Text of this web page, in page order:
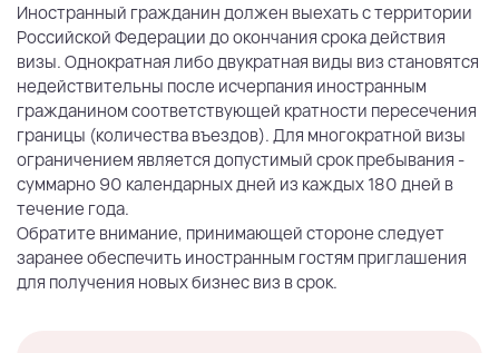
Иностранный гражданин должен выехать с территории
Российской Федерации до окончания срока действия
визы. Однократная либо двукратная виды виз становятся
недействительны после исчерпания иностранным
гражданином соответствующей кратности пересечения
границы (количества въездов). Для многократной визы
ограничением является допустимый срок пребывания -
суммарно 90 календарных дней из каждых 180 дней в
течение года.
Обратите внимание, принимающей стороне следует
заранее обеспечить иностранным гостям приглашения
для получения новых бизнес виз в срок.